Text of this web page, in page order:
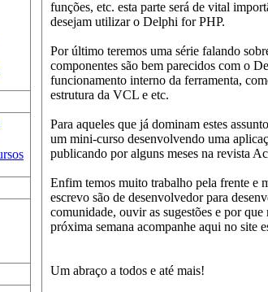
funções, etc. esta parte será de vital
desejam utilizar o Delphi for PHP.
Por último teremos uma série falando
componentes são bem parecidos com o
funcionamento interno da ferramenta,
estrutura da VCL e etc.
Para aqueles que já dominam estes
um mini-curso desenvolvendo uma
publicando por alguns meses na revista
Enfim temos muito trabalho pela frente e
escrevo são de desenvolvedor para
comunidade, ouvir as sugestões e por
próxima semana acompanhe aqui no site
Um abraço a todos e até mais!